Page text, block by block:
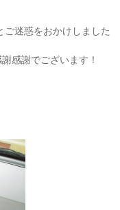
ご迷惑をおかけしました
感謝でございます！